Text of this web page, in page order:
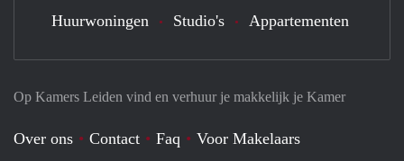
Op Kamers Leiden vind en verhuur je makkelijk je Kamer
Over ons Contact Faq
Voor Makelaars
Huurwoningen Studio's Appartementen